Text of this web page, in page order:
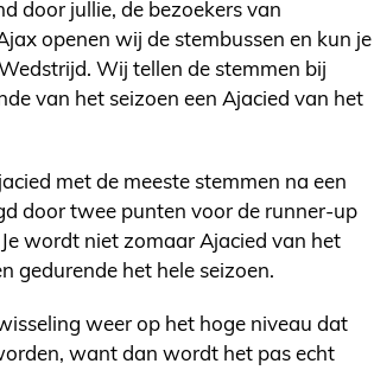
door jullie, de bezoekers van
openen wij de stembussen en kun je
Wij tellen de stemmen bij
van het seizoen een Ajacied van het
met de meeste stemmen na een
door twee punten voor de runner-up
wordt niet zomaar Ajacied van het
gedurende het hele seizoen.
weer op het hoge niveau dat
want dan wordt het pas echt